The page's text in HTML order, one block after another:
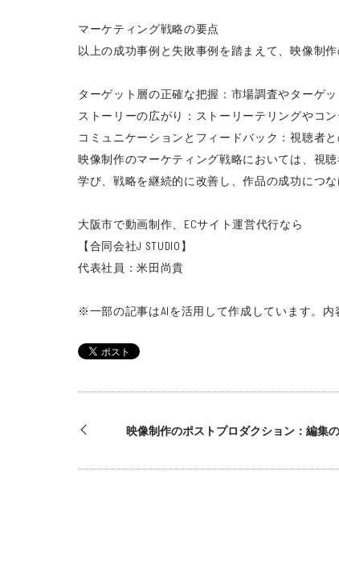
マーケティング戦略の要点
以上の成功事例と失敗事例を踏まえて、映像制
ターゲット層の正確な把握：市場調査やターゲ
ストーリーの広がり：ストーリーテリングやコ
コミュニケーションとフィードバック：視聴者
映像制作のマーケティング戦略においては、視
学び、戦略を継続的に改善し、作品の成功につな
大阪市で動画制作、ECサイト運営代行なら
【合同会社J STUDIO】
代表社員：米田尚貴
※一部の記事はAIを活用して作成しています。 内
映像制作のポストプロダクション：編集